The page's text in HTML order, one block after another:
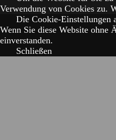
Verwendung von Cookies zu.
Die Cookie-Einstellungen
Wenn Sie diese Website
einverstanden.
Schließen